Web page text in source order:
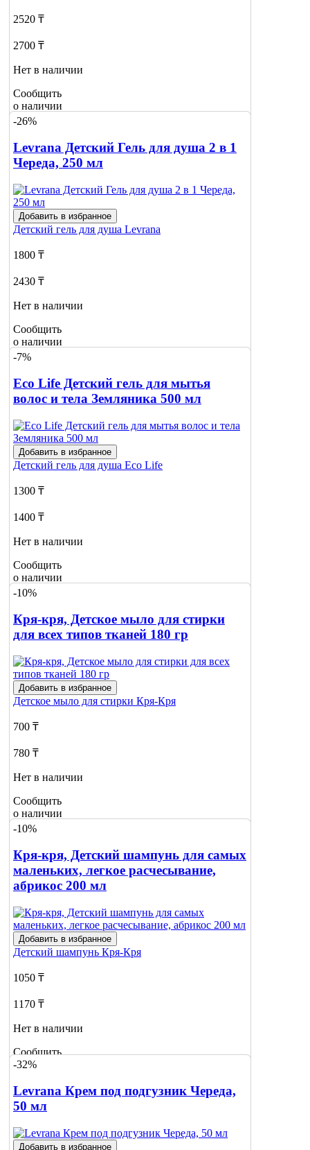
2520 ₸
2700 ₸
Нет в наличии
Сообщить
о наличии
-26%
Levrana Детский Гель для душа 2 в 1
Череда, 250 мл
Добавить в избранное
Детский гель для душа Levrana
1800 ₸
2430 ₸
Нет в наличии
Сообщить
о наличии
-7%
Eco Life Детский гель для мытья
волос и тела Земляника 500 мл
Добавить в избранное
Детский гель для душа Eco Life
1300 ₸
1400 ₸
Нет в наличии
Сообщить
о наличии
-10%
Кря-кря, Детское мыло для стирки
для всех типов тканей 180 гр
Добавить в избранное
Детское мыло для стирки Кря-Кря
700 ₸
780 ₸
Нет в наличии
Сообщить
о наличии
-10%
Кря-кря, Детский шампунь для самых
маленьких, легкое расчесывание,
абрикос 200 мл
Добавить в избранное
Детский шампунь Кря-Кря
1050 ₸
1170 ₸
Нет в наличии
Сообщить
о наличии
-32%
Levrana Крем под подгузник Череда,
50 мл
Добавить в избранное